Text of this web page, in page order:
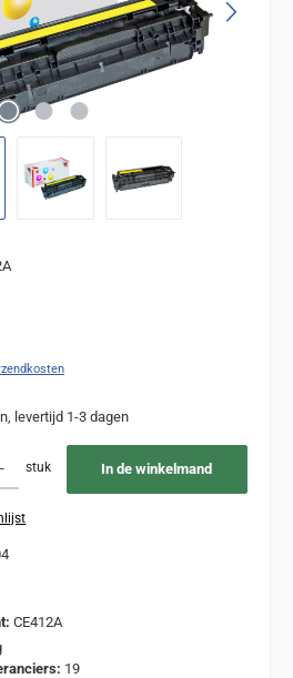
levertijd 1-3 dagen
stuk In de winkelmand
CE412A
19